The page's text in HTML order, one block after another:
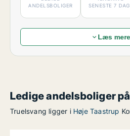
ANDELSBOLIGER
SENESTE 7
Læs mere
Ledige andelsboliger
Truelsvang ligger i Høje Taastrup